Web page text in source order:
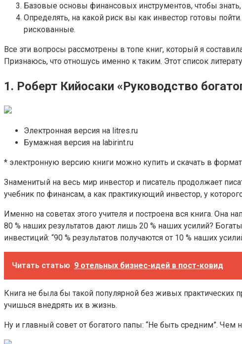
Базовые основы финансовых инструментов, чтобы знать,
Определять, на какой риск вы как инвестор готовы
рискованные.
Все эти вопросы рассмотрены в топе книг, который я
Признаюсь, что отношусь именно к таким. Этот список
1. Роберт Кийосаки «Руководство
Электронная версия на litres.ru
Бумажная версия на labirint.ru
* электронную версию книги можно купить и скачать в
Знаменитый на весь мир инвестор и писатель продолжает
учебник по финансам, а как практикующий инвестор, у
Именно на советах этого учителя и построена вся книга.
80 % наших результатов дают лишь 20 % наших усилий?
инвестиций: “90 % результатов получаются от 10 % наших
Читать статью 9 отельных бизнес-идей в пост-ковид
Книга не была бы такой популярной без живых
учишься внедрять их в жизнь.
Ну и главный совет от богатого папы: “Не быть средним”. Чем